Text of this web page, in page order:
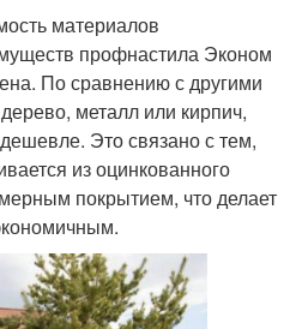
материалов
профнастила Эконом
По сравнению с другими
металл или кирпич,
Это связано с тем,
из оцинкованного
покрытием, что делает